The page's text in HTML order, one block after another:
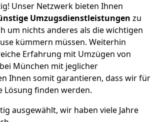
Unser Netzwerk bieten Ihnen
Umzugsdienstleistungen zu
um nichts anderes als die wichtigen
kümmern müssen. Weiterhin
Erfahrung mit Umzügen von
München mit jeglicher
Ihnen somit garantieren, dass wir für
Lösung finden werden.
ausgewählt, wir haben viele Jahre